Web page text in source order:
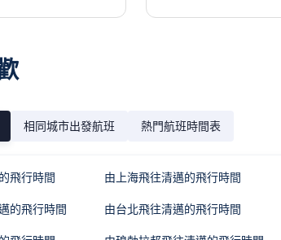
相同城市出發航班 熱門航班時間表
飛行時間 由上海飛往清邁的飛行時間
的飛行時間 由台北飛往清邁的飛行時間